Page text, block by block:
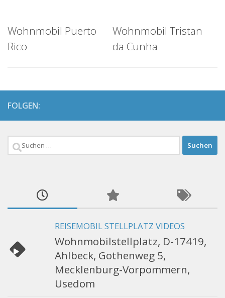
Wohnmobil Puerto
Rico
Wohnmobil Tristan
da Cunha
FOLGEN:
Suchen
REISEMOBIL STELLPLATZ VIDEOS
Wohnmobilstellplatz, D-17419,
Ahlbeck, Gothenweg 5,
Mecklenburg-Vorpommern,
Usedom